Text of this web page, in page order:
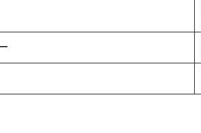
付期間：～2026/09/13